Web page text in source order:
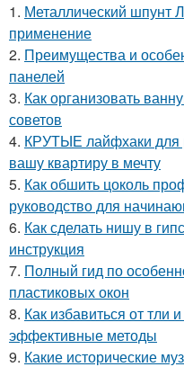
1. Металлический шпунт
применение
2. Преимущества и
панелей
3. Как организовать
советов
4. КРУТЫЕ лайфхаки для
вашу квартиру в мечту
5. Как обшить цоколь
руководство для
6. Как сделать нишу в
инструкция
7. Полный гид по
пластиковых окон
8. Как избавиться от тли
эффективные методы
9. Какие исторические